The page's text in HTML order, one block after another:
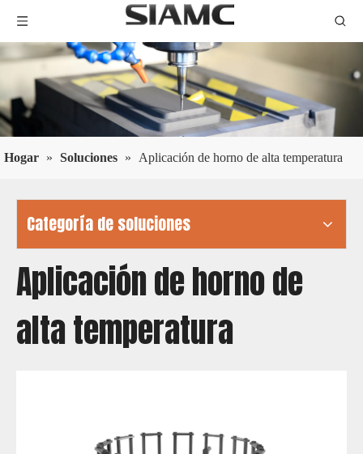
Hogar » Soluciones » Aplicación de horno de alta temperatura
Categoría de soluciones
Aplicación de horno de
alta temperatura